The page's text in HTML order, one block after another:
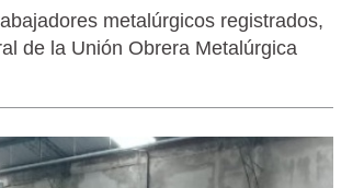
metalúrgicos registrados,
de la Unión Obrera Metalúrgica